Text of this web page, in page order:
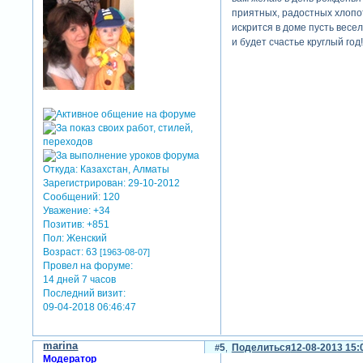
Откуда: Казахстан, Алматы
Зарегистрирован: 29-10-2012
Сообщений: 120
Уважение: +34
Позитив: +851
Пол: Женский
Возраст: 63[1963-08-07]
Провел на форуме:
14 дней 7 часов
Последний визит:
09-04-2018 06:46:47
приятных, радостных
искрится в доме пусть
и будет счастье круглый год!
Поделиться
5 12-08-2013
marina
Модератор